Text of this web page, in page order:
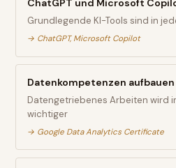
ChatGPT und Microsoft
Grundlegende KI-Tools sind in
→ ChatGPT, Microsoft Copilot
Datenkompetenzen aufbauen
Datengetriebenes Arbeiten wird
wichtiger
→ Google Data Analytics Certificate